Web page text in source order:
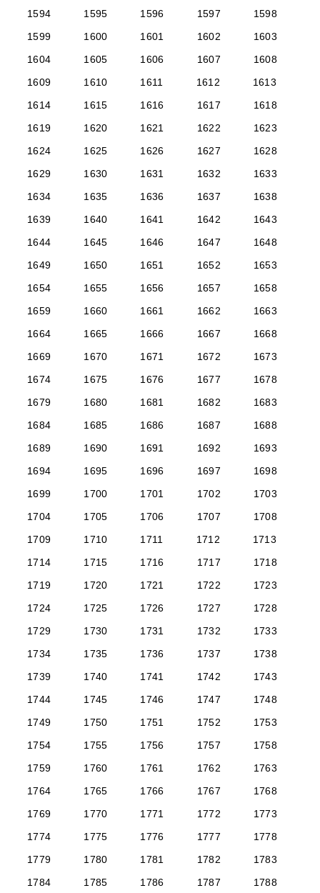
1594
1595 1596 1597
1598
1599
1600 1601 1602
1603
1604
1605 1606 1607
1608
1609
1610 1611 1612
1613
1614
1615 1616 1617
1618
1619
1620 1621 1622
1623
1624
1625 1626 1627
1628
1629
1630 1631 1632
1633
1634
1635 1636 1637
1638
1639
1640 1641 1642
1643
1644
1645 1646 1647
1648
1649
1650 1651 1652
1653
1654
1655 1656 1657
1658
1659
1660 1661 1662
1663
1664
1665 1666 1667
1668
1669
1670 1671 1672
1673
1674
1675 1676 1677
1678
1679
1680 1681 1682
1683
1684
1685 1686 1687
1688
1689
1690 1691 1692
1693
1694
1695 1696 1697
1698
1699
1700 1701 1702
1703
1704
1705 1706 1707
1708
1709
1710 1711 1712
1713
1714
1715 1716 1717
1718
1719
1720 1721 1722
1723
1724
1725 1726 1727
1728
1729
1730 1731 1732
1733
1734
1735 1736 1737
1738
1739
1740 1741 1742
1743
1744
1745 1746 1747
1748
1749
1750 1751 1752
1753
1754
1755 1756 1757
1758
1759
1760 1761 1762
1763
1764
1765 1766 1767
1768
1769
1770 1771 1772
1773
1774
1775 1776 1777
1778
1779
1780 1781 1782
1783
1784
1785 1786 1787
1788